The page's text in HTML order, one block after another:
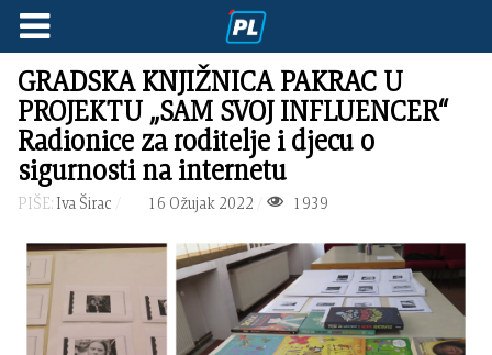
GRADSKA KNJIŽNICA PAKRAC U
PROJEKTU „SAM SVOJ INFLUENCER“
Radionice za roditelje i djecu o
sigurnosti na internetu
PIŠE: Iva Širac 16 Ožujak 2022 1939